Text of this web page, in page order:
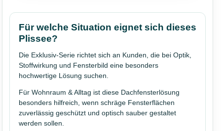
Für welche Situation eignet sich dieses
Plissee?
Die Exklusiv-Serie richtet sich an Kunden, die bei Optik,
Stoffwirkung und Fensterbild eine besonders
hochwertige Lösung suchen.
Für Wohnraum & Alltag ist diese Dachfensterlösung
besonders hilfreich, wenn schräge Fensterflächen
zuverlässig geschützt und optisch sauber gestaltet
werden sollen.